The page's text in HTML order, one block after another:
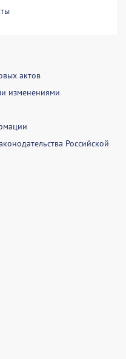
актов
изменениями
Российской